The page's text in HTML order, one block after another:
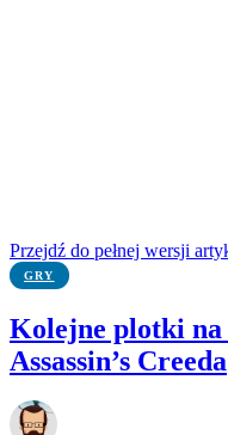
Przejdź do pełnej wersji
GRY
Kolejne plotki na
Assassin’s Creeda